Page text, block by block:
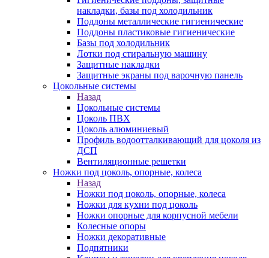
накладки, базы под холодильник
Поддоны металлические гигиенические
Поддоны пластиковые гигиенические
Базы под холодильник
Лотки под стиральную машину
Защитные накладки
Защитные экраны под варочную панель
Цокольные системы
Назад
Цокольные системы
Цоколь ПВХ
Цоколь алюминиевый
Профиль водоотталкивающий для цоколя из
ДСП
Вентиляционные решетки
Ножки под цоколь, опорные, колеса
Назад
Ножки под цоколь, опорные, колеса
Ножки для кухни под цоколь
Ножки опорные для корпусной мебели
Колесные опоры
Ножки декоративные
Подпятники